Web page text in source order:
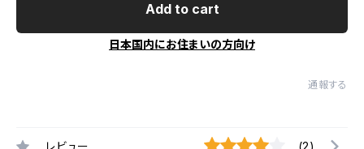
Add to cart
日本国内にお住まいの方向け
通報する
レビュー (2)